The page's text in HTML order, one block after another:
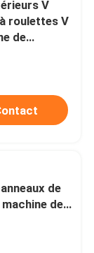
V
roulettes V
de
machine
de
de
de V V